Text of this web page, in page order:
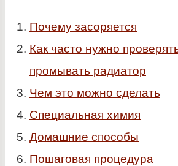
Почему засоряется
Как часто нужно
промывать радиатор
Чем это можно сделать
Специальная химия
Домашние способы
Пошаговая процедура